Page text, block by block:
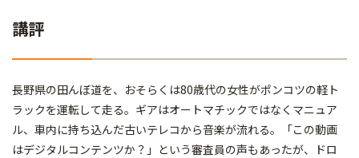
講評
長野県の田んぼ道を、おそらくは80歳代の女性がポンコツの軽ト
ラックを運転して走る。ギアはオートマチックではなくマニュア
ル、車内に持ち込んだ古いテレコから音楽が流れる。「この動画
はデジタルコンテンツか？」という審査員の声もあったが、ドロ